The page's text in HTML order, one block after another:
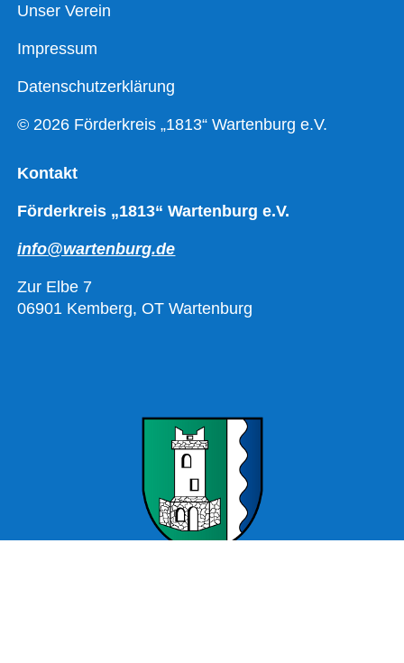
Unser Verein
Impressum
Datenschutzerklärung
© 2026 Förderkreis „1813“ Wartenburg e.V.
Kontakt
Förderkreis „1813“ Wartenburg e.V.
info@wartenburg.de
Zur Elbe 7
06901 Kemberg, OT Wartenburg